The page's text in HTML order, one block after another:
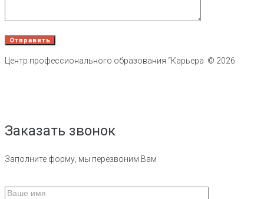
Центр профессионального образования “Карьера © 2026
Заказать звонок
Заполните форму, мы перезвоним Вам